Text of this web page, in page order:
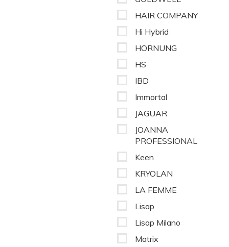
HAIR COMPANY
Hi Hybrid
HORNUNG
HS
IBD
Immortal
JAGUAR
JOANNA
PROFESSIONAL
Keen
KRYOLAN
LA FEMME
Lisap
Lisap Milano
Matrix